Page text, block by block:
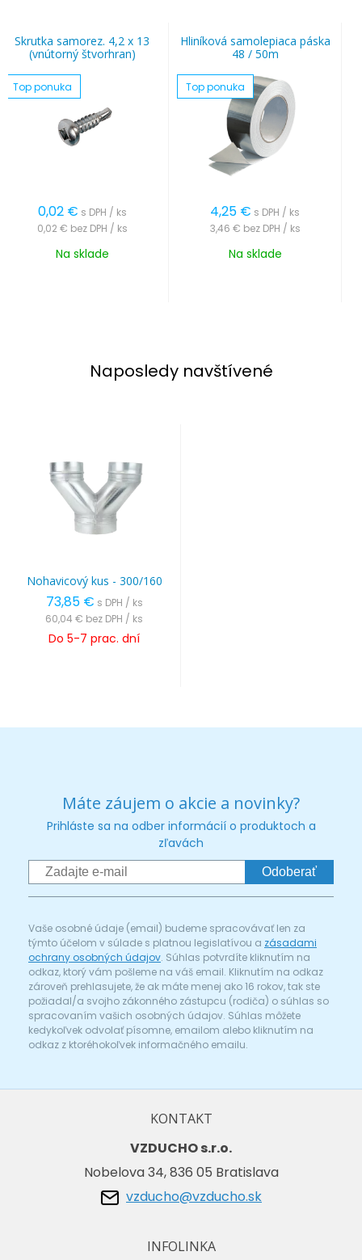
Skrutka samorez. 4,2 x 13
(vnútorný štvorhran)
Top ponuka
0,02 € s DPH / ks
0,02 € bez DPH / ks
Na sklade
Hliníková samolepiaca páska
48 / 50m
Top ponuka
4,25 € s DPH / ks
3,46 € bez DPH / ks
Na sklade
Naposledy navštívené
Nohavicový kus - 300/160
73,85 € s DPH / ks
60,04 € bez DPH / ks
Do 5-7 prac. dní
Máte záujem o akcie a novinky?
Prihláste sa na odber informácií o produktoch a
zľavách
Odoberať
Vaše osobné údaje (email) budeme spracovávať len za
týmto účelom v súlade s platnou legislatívou a zásadami
ochrany osobných údajov. Súhlas potvrdíte kliknutím na
odkaz, ktorý vám pošleme na váš email. Kliknutím na odkaz
zároveň prehlasujete, že ak máte menej ako 16 rokov, tak ste
požiadal/a svojho zákonného zástupcu (rodiča) o súhlas so
spracovaním vašich osobných údajov. Súhlas môžete
kedykoľvek odvolať písomne, emailom alebo kliknutím na
odkaz z ktoréhokoľvek informačného emailu.
KONTAKT
VZDUCHO s.r.o.
Nobelova 34, 836 05 Bratislava
vzducho@vzducho.sk
INFOLINKA